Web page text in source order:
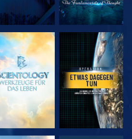
SERIE
ENTDECKEN
ANSEHEN